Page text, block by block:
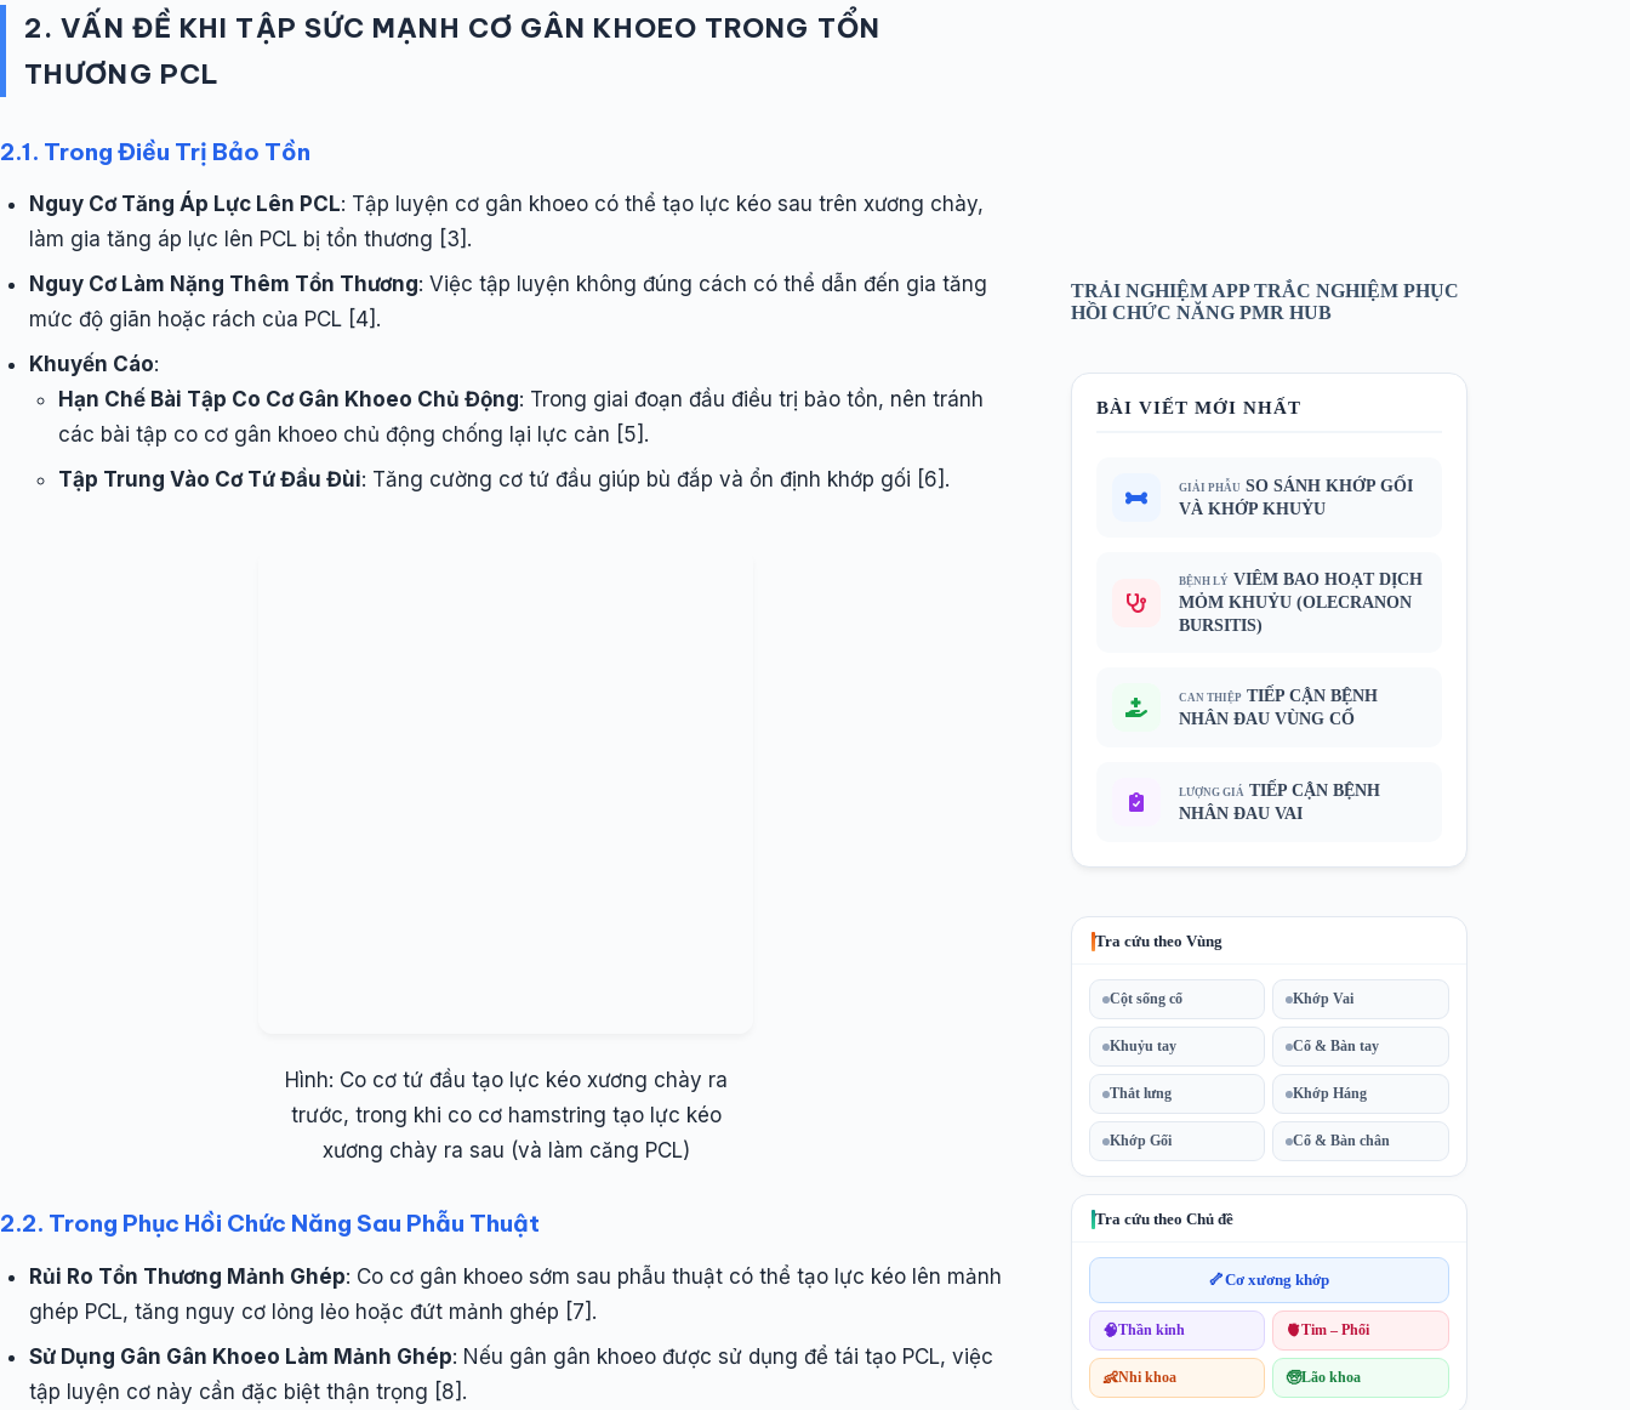
2. VẤN ĐỀ KHI TẬP SỨC MẠNH CƠ GÂN KHOEO TRONG TỔN
THƯƠNG PCL
2.1. Trong Điều Trị Bảo Tồn
Nguy Cơ Tăng Áp Lực Lên PCL: Tập luyện cơ gân khoeo có thể tạo lực kéo sau trên xương chày,
làm gia tăng áp lực lên PCL bị tổn thương [3].
Nguy Cơ Làm Nặng Thêm Tổn Thương: Việc tập luyện không đúng cách có thể dẫn đến gia tăng
mức độ giãn hoặc rách của PCL [4].
Khuyến Cáo:
Hạn Chế Bài Tập Co Cơ Gân Khoeo Chủ Động: Trong giai đoạn đầu điều trị bảo tồn, nên tránh
các bài tập co cơ gân khoeo chủ động chống lại lực cản [5].
Tập Trung Vào Cơ Tứ Đầu Đùi: Tăng cường cơ tứ đầu giúp bù đắp và ổn định khớp gối [6].
Hình: Co cơ tứ đầu tạo lực kéo xương chày ra
trước, trong khi co cơ hamstring tạo lực kéo
xương chày ra sau (và làm căng PCL)
2.2. Trong Phục Hồi Chức Năng Sau Phẫu Thuật
Rủi Ro Tổn Thương Mảnh Ghép: Co cơ gân khoeo sớm sau phẫu thuật có thể tạo lực kéo lên mảnh
ghép PCL, tăng nguy cơ lỏng lẻo hoặc đứt mảnh ghép [7].
Sử Dụng Gân Gân Khoeo Làm Mảnh Ghép: Nếu gân gân khoeo được sử dụng để tái tạo PCL, việc
tập luyện cơ này cần đặc biệt thận trọng [8].
TRẢI NGHIỆM APP TRẮC NGHIỆM PHỤC
HỒI CHỨC NĂNG PMR HUB
BÀI VIẾT MỚI NHẤT
GIẢI PHẪU SO SÁNH KHỚP GỐI
VÀ KHỚP KHUỶU
BỆNH LÝ VIÊM BAO HOẠT DỊCH
MỎM KHUỶU (OLECRANON
BURSITIS)
CAN THIỆP TIẾP CẬN BỆNH
NHÂN ĐAU VÙNG CỔ
LƯỢNG GIÁ TIẾP CẬN BỆNH
NHÂN ĐAU VAI
Tra cứu theo Vùng
Cột sống cổ Khớp Vai
Khuỷu tay Cổ & Bàn tay
Thắt lưng Khớp Háng
Khớp Gối Cổ & Bàn chân
Tra cứu theo Chủ đề
🦴Cơ xương khớp
🧠Thần kinh 🫀Tim – Phổi
👶Nhi khoa 🧓Lão khoa